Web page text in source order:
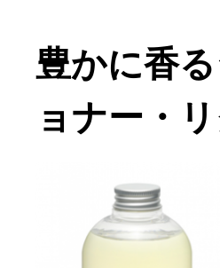
豊かに香
ョナー・